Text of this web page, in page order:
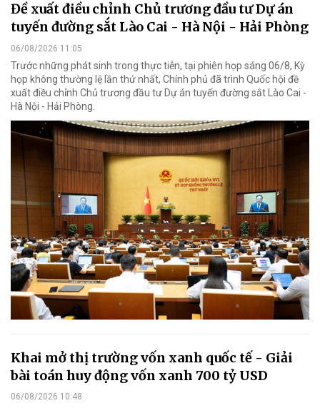
Đề xuất điều chỉnh Chủ trương đầu tư Dự án
tuyến đường sắt Lào Cai - Hà Nội - Hải Phòng
06/08/2026 11:05
Trước những phát sinh trong thực tiễn, tại phiên họp sáng 06/8, Kỳ
họp không thường lệ lần thứ nhất, Chính phủ đã trình Quốc hội đề
xuất điều chỉnh Chủ trương đầu tư Dự án tuyến đường sắt Lào Cai -
Hà Nội - Hải Phòng.
Khai mở thị trường vốn xanh quốc tế - Giải
bài toán huy động vốn xanh 700 tỷ USD
06/08/2026 10:48